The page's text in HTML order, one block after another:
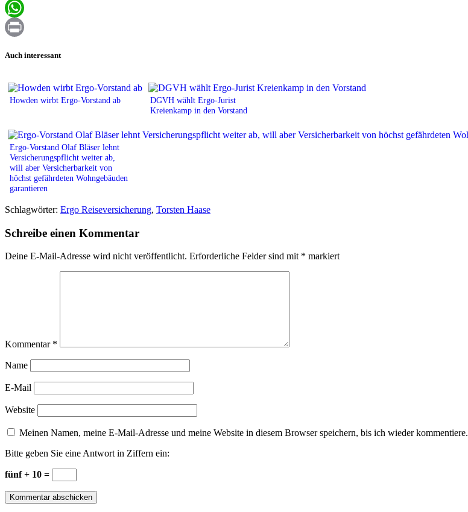
Email
WhatsApp
Auch interessant
Howden wirbt Ergo-Vorstand ab
DGVH wählt Ergo-Jurist
Kreienkamp in den Vorstand
Ergo-Vorstand Olaf Bläser lehnt
Versicherungspflicht weiter ab,
will aber Versicherbarkeit von
höchst gefährdeten Wohngebäuden
garantieren
Schlagwörter: Ergo Reiseversicherung, Torsten Haase
Schreibe einen Kommentar
Deine E-Mail-Adresse wird nicht veröffentlicht. Erforderliche Felder sind mit * markiert
Kommentar *
Name
E-Mail
Website
Meinen Namen, meine E-Mail-Adresse und meine Website in diesem Browser speichern, bis ich wieder kommentiere.
Bitte geben Sie eine Antwort in Ziffern ein:
fünf + 10 =